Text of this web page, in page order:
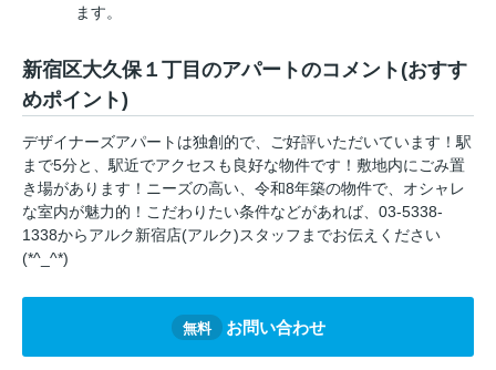
ます。
新宿区大久保１丁目のアパートのコメント(おすす
めポイント)
デザイナーズアパートは独創的で、ご好評いただいています！駅
まで5分と、駅近でアクセスも良好な物件です！敷地内にごみ置
き場があります！ニーズの高い、令和8年築の物件で、オシャレ
な室内が魅力的！こだわりたい条件などがあれば、03-5338-
1338からアルク新宿店(アルク)スタッフまでお伝えください
(*^_^*)
無料 お問い合わせ